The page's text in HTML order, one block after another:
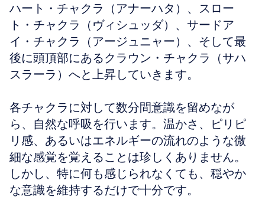
ハート・チャクラ（アナーハタ）、スロー
ト・チャクラ（ヴィシュッダ）、サードア
イ・チャクラ（アージュニャー）、そして最
後に頭頂部にあるクラウン・チャクラ（サハ
スラーラ）へと上昇していきます。
各チャクラに対して数分間意識を留めなが
ら、自然な呼吸を行います。温かさ、ピリピ
リ感、あるいはエネルギーの流れのような微
細な感覚を覚えることは珍しくありません。
しかし、特に何も感じられなくても、穏やか
な意識を維持するだけで十分です。